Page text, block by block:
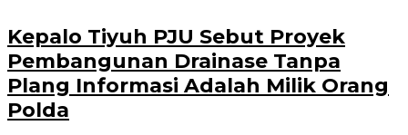
Kepalo Tiyuh PJU Sebut Proyek
Pembangunan Drainase Tanpa
Plang Informasi Adalah Milik Orang
Polda